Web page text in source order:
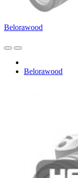
Belorawood
Belorawood